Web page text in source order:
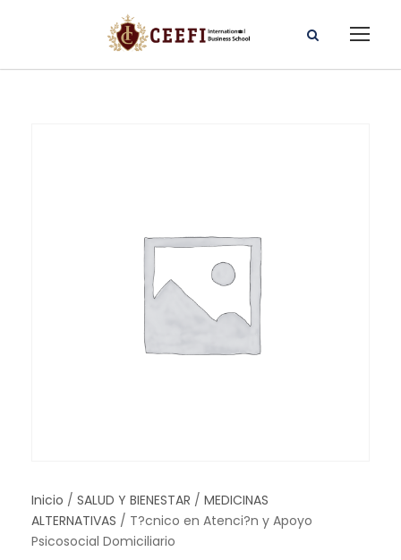
Inicio / SALUD Y BIENESTAR / MEDICINAS
ALTERNATIVAS / T?cnico en Atenci?n y Apoyo
Psicosocial Domiciliario